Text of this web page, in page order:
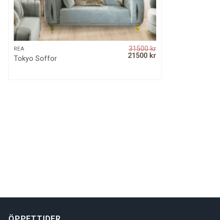
REA
Tokyo Soffor
31500kr
Original
21500 krCurrent